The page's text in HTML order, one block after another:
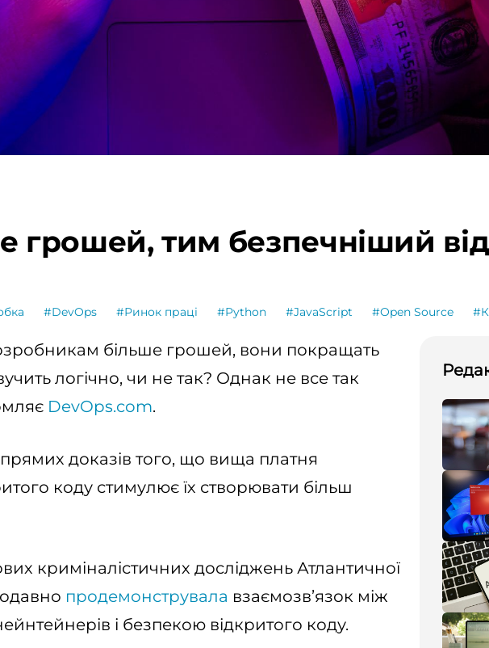
грошей, тим безпечніший
#DevOps #Ринок праці #Python #JavaScript #Open Source
більше грошей, вони покращать
логічно, чи не так? Однак не все так
DevOps.com.
доказів того, що вища платня
коду стимулює їх створювати більш
криміналістичних досліджень Атлантичної
продемонструвала взаємозв’язок між
і безпекою відкритого коду.